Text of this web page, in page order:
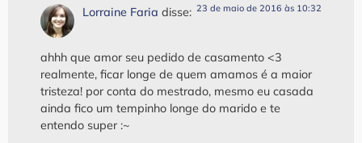
Lorraine Faria disse: 23 de maio de 2016 às 10:32
ahhh que amor seu pedido de casamento <3
realmente, ficar longe de quem amamos é a maior
tristeza! por conta do mestrado, mesmo eu casada
ainda fico um tempinho longe do marido e te
entendo super :~